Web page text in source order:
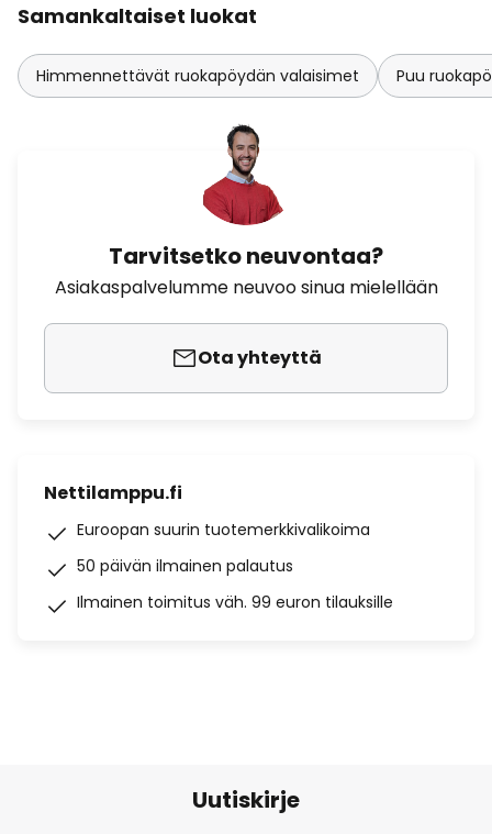
Samankaltaiset luokat
Himmennettävät ruokapöydän valaisimet Puu
Tarvitsetko neuvontaa?
Asiakaspalvelumme neuvoo sinua mielellään
Ota yhteyttä
Nettilamppu.fi
Euroopan suurin tuotemerkkivalikoima
50 päivän ilmainen palautus
Ilmainen toimitus väh. 99 euron tilauksille
Uutiskirje